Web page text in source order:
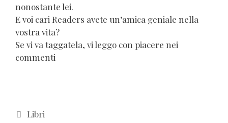
nonostante lei.
E voi cari Readers avete un’amica geniale nella
vostra vita?
Se vi va taggatela, vi leggo con piacere nei
commenti
Categorie
Libri